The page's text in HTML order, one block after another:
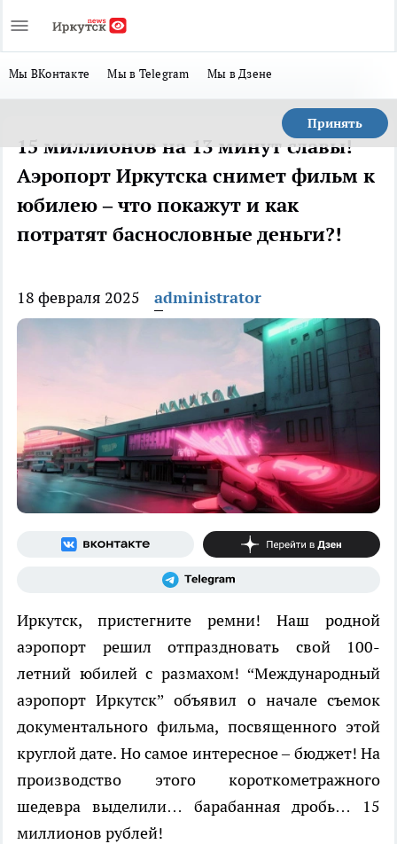
Мы ВКонтакте Мы в Telegram Мы в Дзене
Принять
15 миллионов на 13 минут славы!
Аэропорт Иркутска снимет фильм к
юбилею – что покажут и как
потратят баснословные деньги?!
18 февраля 2025 administrator
Иркутск, пристегните ремни! Наш родной
аэропорт решил отпраздновать свой 100-
летний юбилей с размахом! “Международный
аэропорт Иркутск” объявил о начале съемок
документального фильма, посвященного этой
круглой дате. Но самое интересное – бюджет! На
производство этого короткометражного
шедевра выделили… барабанная дробь… 15
миллионов рублей!